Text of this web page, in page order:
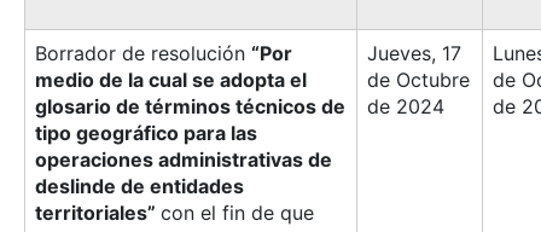
Borrador de resolución “Por
medio de la cual se adopta el
glosario de términos técnicos de
tipo geográfico para las
operaciones administrativas de
deslinde de entidades
territoriales” con el fin de que
Jueves, 17
de Octubre
de 2024
de
de